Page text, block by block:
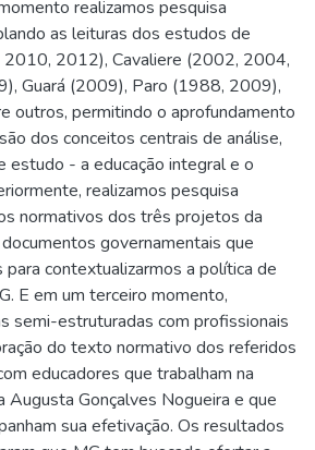
realizamos pesquisa
as leituras dos estudos de
2012), Cavaliere (2002, 2004,
Guará (2009), Paro (1988, 2009),
outros, permitindo o aprofundamento
dos conceitos centrais de análise,
- a educação integral e o
realizamos pesquisa
normativos dos três projetos da
governamentais que
contextualizarmos a política de
E em um terceiro momento,
semi-estruturadas com profissionais
do texto normativo dos referidos
educadores que trabalham na
Augusta Gonçalves Nogueira e que
sua efetivação. Os resultados